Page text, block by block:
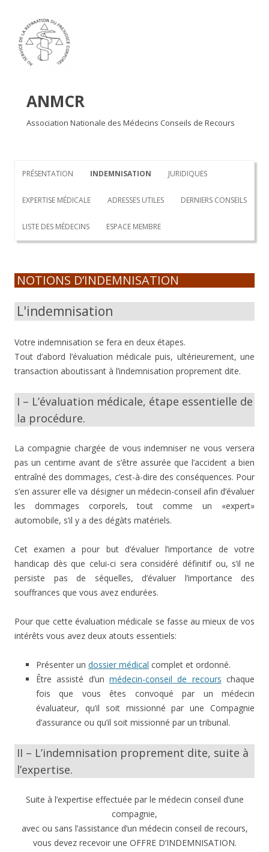
ANMCR
Association Nationale des Médecins Conseils de Recours
PRÉSENTATION INDEMNISATION JURIDIQUES
EXPERTISE MÉDICALE ADRESSES UTILES DERNIERS CONSEILS
LISTE DES MÉDECINS ESPACE MEMBRE
NOTIONS D’INDEMNISATION
L'indemnisation
Votre indemnisation se fera en deux étapes.
Tout d’abord l’évaluation médicale puis, ultérieurement, une
transaction aboutissant à l’indemnisation proprement dite.
I – L’évaluation médicale, étape essentielle de
la procédure.
La compagnie chargée de vous indemniser ne vous versera
pas un centime avant de s’être assurée que l’accident a bien
entraîné des dommages, c’est-à-dire des conséquences. Pour
s’en assurer elle va désigner un médecin-conseil afin d’évaluer
les dommages corporels, tout comme un «expert»
automobile, s’il y a des dégàts matériels.
Cet examen a pour but d’évaluer l’importance de votre
handicap dès que celui-ci sera considéré définitif ou, s’il ne
persiste pas de séquelles, d’évaluer l’importance des
souffrances que vous avez endurées.
Pour que cette évaluation médicale se fasse au mieux de vos
intérêts vous avez deux atouts essentiels:
Présenter un dossier médical complet et ordonné.
Être assisté d’un médecin-conseil de recours chaque
fois que vous êtes convoqué par un médecin
évaluateur, qu’il soit missionné par une Compagnie
d’assurance ou qu’il soit missionné par un tribunal.
II – L’indemnisation proprement dite, suite à
l’expertise.
Suite à l’expertise effectuée par le médecin conseil d’une
compagnie,
avec ou sans l’assistance d’un médecin conseil de recours,
vous devez recevoir une OFFRE D’INDEMNISATION.